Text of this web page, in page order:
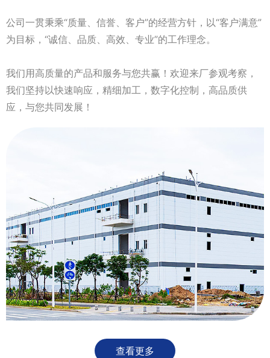
公司一贯秉乘“质量、信誉、客户”的经营方针，以“客户满意”
为目标，“诚信、品质、高效、专业”的工作理念。
我们用高质量的产品和服务与您共赢！欢迎来厂参观考察，
我们坚持以快速响应，精细加工，数字化控制，高品质供
应，与您共同发展！
查看更多